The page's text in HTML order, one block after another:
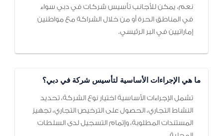
نعم، يمكن للأجانب تأسيس شركات في دبي سواء
في المناطق الحرة أو من خلال الشراكة مع مواطنين
إماراتيين في البر الرئيسي.
ما هي الإجراءات الأساسية لتأسيس شركة في دبي؟
تشمل الإجراءات الأساسية اختيار نوع الشركة، تحديد
النشاط التجاري، الحصول على الترخيص التجاري، تجهيز
المستندات المطلوبة، وإتمام التسجيل لدى السلطات